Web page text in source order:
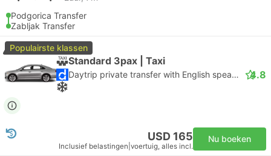
Podgorica Transfer
Zabljak Transfer
Populairste klassen
Standard 3pax | Taxi
Daytrip private transfer with English speaking driver 4.8
USD 165
Inclusief belastingen voertuig, alles incl.
Nu boeken